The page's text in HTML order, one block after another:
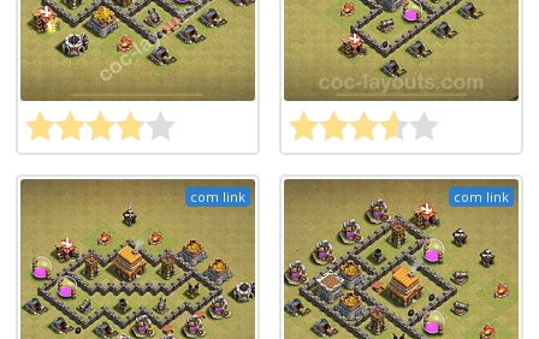
com link com link